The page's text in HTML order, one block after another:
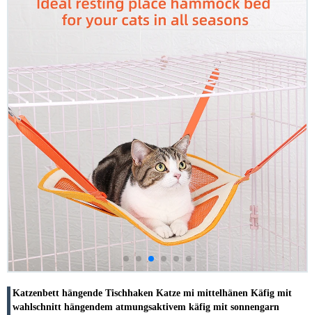
Katzenbett hängende Tischhaken Katze mi mittelhänen Käfig mit
wahlschnitt hängendem atmungsaktivem käfig mit sonnengarn